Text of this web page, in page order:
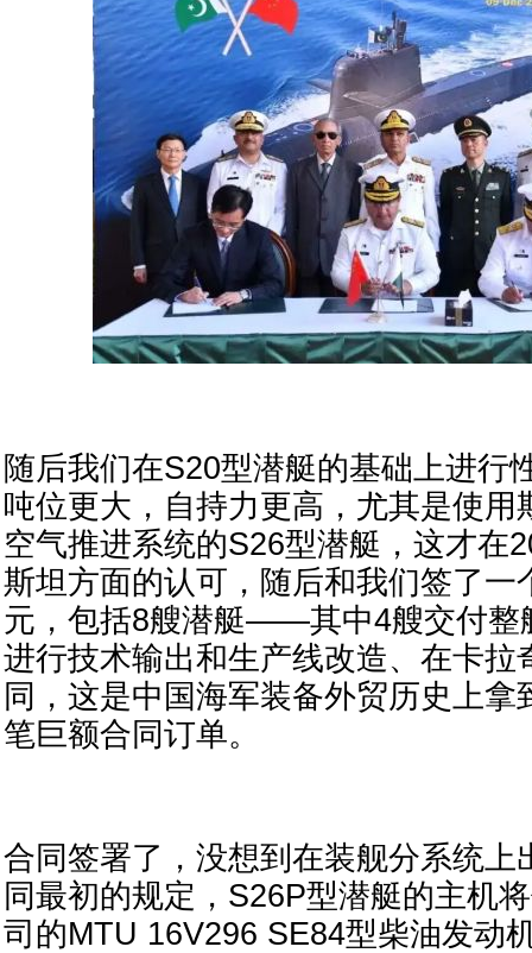
随后我们在S20型潜艇的基础上进行
吨位更大，自持力更高，尤其是使用
空气推进系统的S26型潜艇，这才在
斯坦方面的认可，随后和我们签了一
元，包括8艘潜艇——其中4艘交付整
进行技术输出和生产线改造、在卡拉
同，这是中国海军装备外贸历史上拿
笔巨额合同订单。
合同签署了，没想到在装舰分系统上
同最初的规定，S26P型潜艇的主机
司的MTU 16V296 SE84型柴油发动